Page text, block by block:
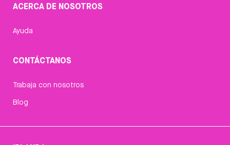
ACERCA DE NOSOTROS
Ayuda
CONTÁCTANOS
Trabaja con nosotros
Blog